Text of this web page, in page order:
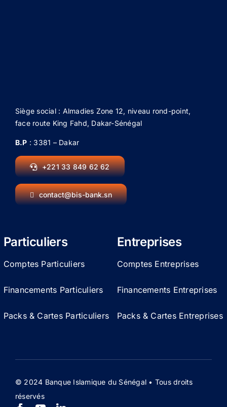
Siège social : Almadies Zone 12, niveau rond-point,
face route King Fahd, Dakar-Sénégal
B.P : 3381 – Dakar
+221 33 849 62 62
contact@bis-bank.sn
Particuliers
Comptes Particuliers
Financements Particuliers
Packs & Cartes Particuliers
Entreprises
Comptes Entreprises
Financements Entreprises
Packs & Cartes Entreprises
© 2024 Banque Islamique du Sénégal • Tous droits
réservés